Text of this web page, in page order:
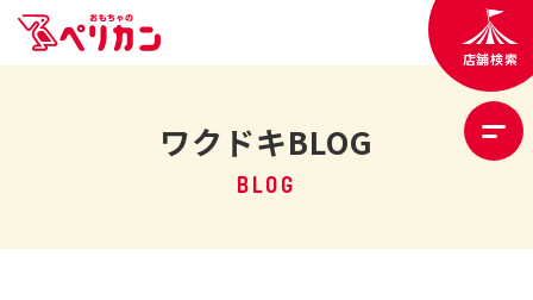
店舗検索
ワクドキBLOG
BLOG